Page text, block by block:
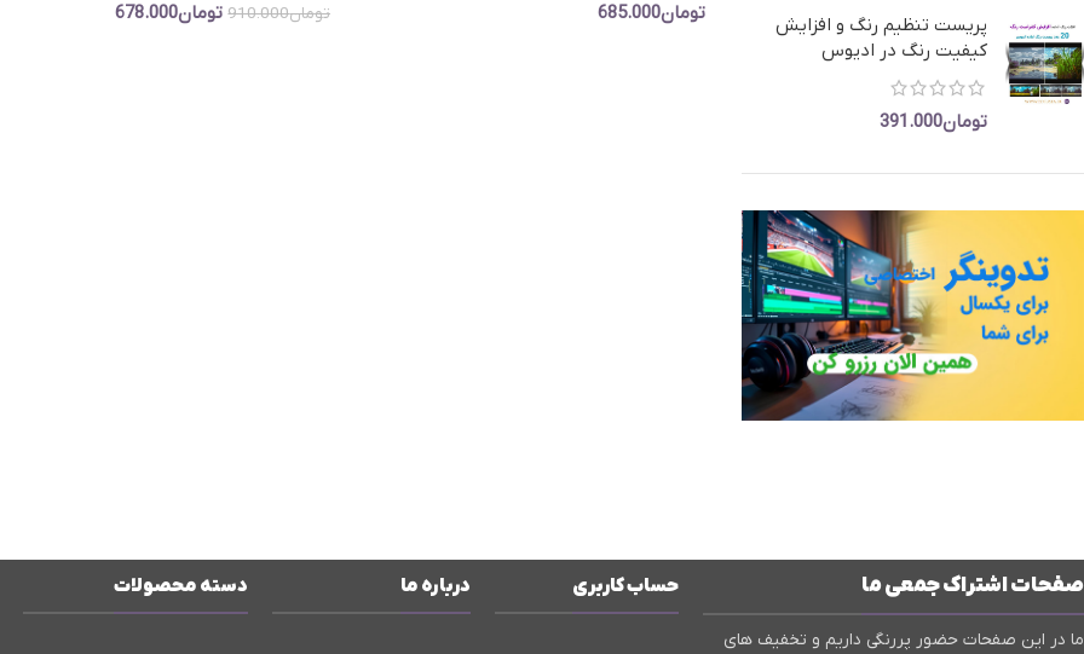
پریست تنظیم رنگ و افزایش
کیفیت رنگ در ادیوس
تومان391.000
تومان685.000 تومان910.000 تومان678.000
صفحات اشتراک جمعی ما
ما در این صفحات حضور پررنگی داریم و تخفیف های
حساب کاربری درباره ما دسته محصولات